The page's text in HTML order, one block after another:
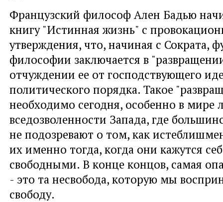
Французский философ Ален Бадью
книгу "Истинная жизнь" с
утверждения, что, начиная с Сократа,
философии заключается в
отчуждении ее от господствующего
политического порядка. Такое
необходимо сегодня, особенно в мире
вседозволенности Запада, где
не подозревают о том, как
их именно тогда, когда они кажутся
свободными. В конце концов, самая
- это та несвобода, которую мы
свободу.